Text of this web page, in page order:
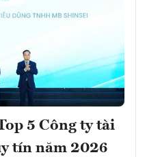
5 Công ty tài
tín năm 2026